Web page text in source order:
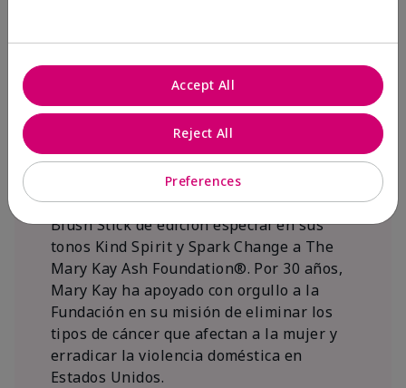
Juntas hacemos la diferencia.
Únete al programa global El rosa cambia
vidas® de Mary Kay y ayuda a cambiar la
vida de mujeres y sus familias en todo el
mundo. En Estados Unidos, del 26 de abril
al 15 de noviembre de 2026, Mary Kay Inc.
donará $1 de cada venta del Mary Kay®
Blush Stick de edición especial en sus
tonos Kind Spirit y Spark Change a The
Mary Kay Ash Foundation®. Por 30 años,
Mary Kay ha apoyado con orgullo a la
Fundación en su misión de eliminar los
tipos de cáncer que afectan a la mujer y
erradicar la violencia doméstica en
Estados Unidos.
Preferences
Reject All
Accept All